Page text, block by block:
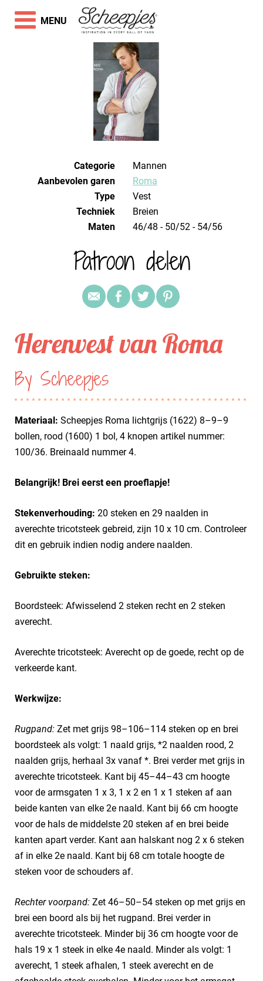
Categorie
Mannen
Aanbevolen garen
Roma
Type
Vest
Techniek
breien
Maten
46/48 - 50/52 - 54/56
Patroon delen
Herenvest van Roma
By Scheepjes
Materiaal: Scheepjes Roma lichtgrijs (1622) 8–9–9
bollen, rood (1600) 1 bol, 4 knopen artikel nummer:
100/36. Breinaald nummer 4.
Belangrijk! Brei eerst een proeflapje!
Stekenverhouding: 20 steken en 29 naalden in
averechte tricotsteek gebreid, zijn 10 x 10 cm. Controleer
dit en gebruik indien nodig andere naalden.
Gebruikte steken:
Boordsteek: Afwisselend 2 steken recht en 2 steken
averecht.
Averechte tricotsteek: Averecht op de goede, recht op de
verkeerde kant.
Werkwijze:
Rugpand: Zet met grijs 98–106–114 steken op en brei
boordsteek als volgt: 1 naald grijs, *2 naalden rood, 2
naalden grijs, herhaal 3x vanaf *. Brei verder met grijs in
averechte tricotsteek. Kant bij 45–44–43 cm hoogte
voor de armsgaten 1 x 3, 1 x 2 en 1 x 1 steken af aan
beide kanten van elke 2e naald. Kant bij 66 cm hoogte
voor de hals de middelste 20 steken af en brei beide
kanten apart verder. Kant aan halskant nog 2 x 6 steken
af in elke 2e naald. Kant bij 68 cm totale hoogte de
steken voor de schouders af.
Rechter voorpand: Zet 46–50–54 steken op met grijs en
brei een boord als bij het rugpand. Brei verder in
averechte tricotsteek. Minder bij 36 cm hoogte voor de
hals 19 x 1 steek in elke 4e naald. Minder als volgt: 1
averecht, 1 steek afhalen, 1 steek averecht en de
MENU